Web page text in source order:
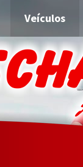
Veículos